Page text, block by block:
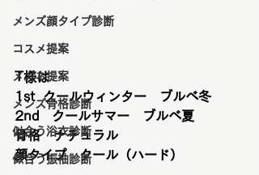
メンズ顔タイプ診断
コスメ提案
メガネ提案
メンズ骨格診断
似合う浴衣診断
似合う振袖診断
T様は
1st  クールウィンター　ブルベ冬
2nd　クールサマー　ブルベ夏
骨格　ナチュラル
顔タイプ　クール（ハード）